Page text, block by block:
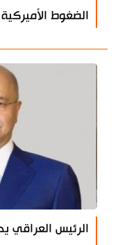
الضغوط الأميركية
الرئيس العراقي